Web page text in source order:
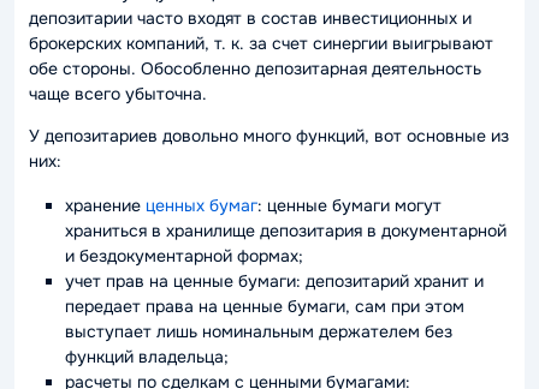
депозитарии часто входят в состав инвестиционных и
брокерских компаний, т. к. за счет синергии выигрывают
обе стороны. Обособленно депозитарная деятельность
чаще всего убыточна.
У депозитариев довольно много функций, вот основные из
них:
хранение ценных бумаг: ценные бумаги могут
храниться в хранилище депозитария в документарной
и бездокументарной формах;
учет прав на ценные бумаги: депозитарий хранит и
передает права на ценные бумаги, сам при этом
выступает лишь номинальным держателем без
функций владельца;
расчеты по сделкам с ценными бумагами: